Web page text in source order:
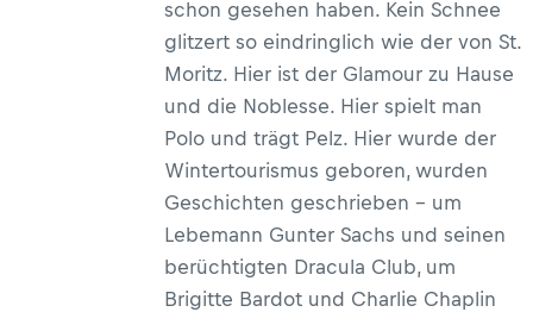
schon gesehen haben. Kein Schnee
glitzert so eindringlich wie der von St.
Moritz. Hier ist der Glamour zu Hause
und die Noblesse. Hier spielt man
Polo und trägt Pelz. Hier wurde der
Wintertourismus geboren, wurden
Geschichten geschrieben – um
Lebemann Gunter Sachs und seinen
berüchtigten Dracula Club, um
Brigitte Bardot und Charlie Chaplin